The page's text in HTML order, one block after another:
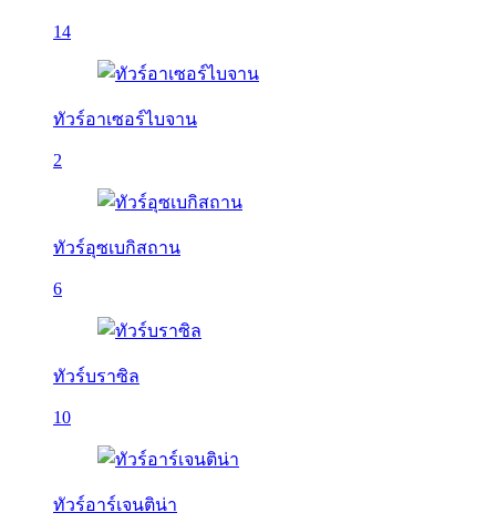
14
ทัวร์อาเซอร์ไบจาน
2
ทัวร์อุซเบกิสถาน
6
ทัวร์บราซิล
10
ทัวร์อาร์เจนติน่า